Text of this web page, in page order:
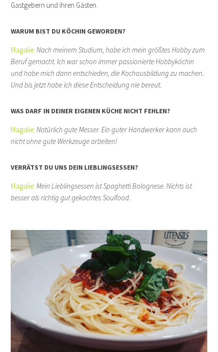
Gastgebern und ihren Gästen.
WARUM BIST DU KÖCHIN GEWORDEN?
Magalie: Nach meinem Studium, habe ich mein größtes Hobby zum
Beruf gemacht. Ich war schon immer passionierte Hobbyköchin
und habe mich dann entschieden, die Kochausbildung zu machen.
Und bis jetzt habe ich diese Entscheidung nie bereut.
WAS DARF IN DEINER EIGENEN KÜCHE NICHT FEHLEN?
Magalie: Natürlich gute Messer. Ein guter Handwerker kann auch
nicht ohne gute Werkzeuge arbeiten!
VERRÄTST DU UNS DEIN LIEBLINGSESSEN?
Magalie:Mein Lieblingsessen ist Spaghetti Bolognese. Nichts ist
besser als richtig gut gekochtes Soulfood.